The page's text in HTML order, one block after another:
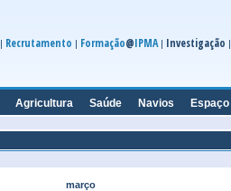
| Recrutamento | Formação@IPMA| Investigação |
Agricultura Saúde Navios Espaço
março